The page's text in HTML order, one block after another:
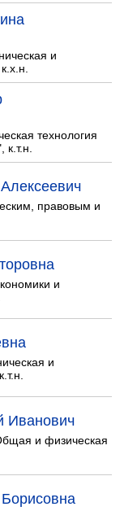
и
технология
к.т.н.
правовым и
и
и
Иванович
и физическая